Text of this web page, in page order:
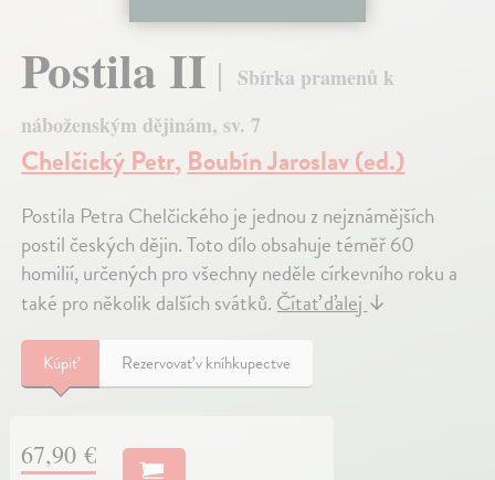
Postila II
Sbírka pramenů k
náboženským dějinám, sv. 7
Chelčický Petr,Boubín Jaroslav (ed.)
Postila Petra Chelčického je jednou z nejznámějších
postil českých dějin. Toto dílo obsahuje téměř 60
homilií, určených pro všechny neděle církevního roku a
také pro několik dalších svátků.Čítať ďalej↓
Kúpiť Rezervovať v kníhkupectve
67,90 €